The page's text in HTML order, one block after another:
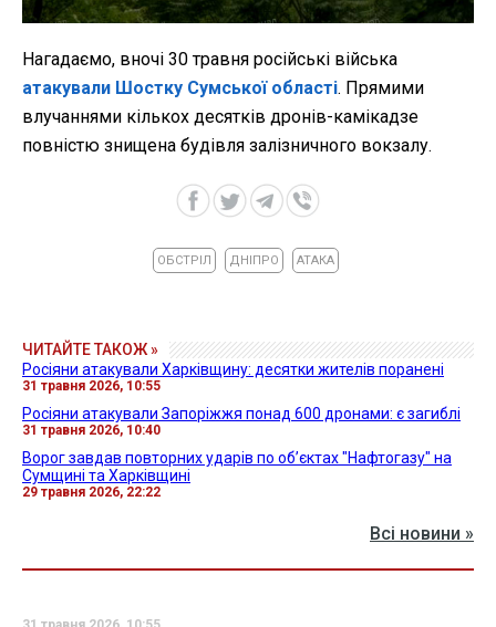
Нагадаємо, вночі 30 травня російські війська
атакували Шостку Сумської області. Прямими
влучаннями кількох десятків дронів-камікадзе
повністю знищена будівля залізничного вокзалу.
ОБСТРІЛ ДНІПРО АТАКА
ЧИТАЙТЕ ТАКОЖ »
Росіяни атакували Харківщину: десятки жителів поранені
31 травня 2026, 10:55
Росіяни атакували Запоріжжя понад 600 дронами: є загиблі
31 травня 2026, 10:40
Ворог завдав повторних ударів по об’єктах "Нафтогазу" на
Сумщині та Харківщині
29 травня 2026, 22:22
Всі новини »